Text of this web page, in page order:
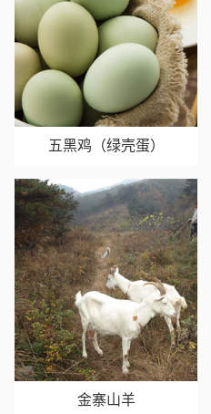
五黑鸡（绿壳蛋）
金寨山羊